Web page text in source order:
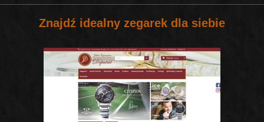
Znajdź idealny zegarek dla siebie